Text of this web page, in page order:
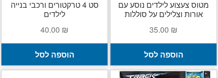
סל קניות
תשלום
מטוס צעצוע לילדים נוסע עם
אורות וצלילים על סוללות
35.00 ₪
הוספה לסל
סט 4 טרקטורים ורכבי בנייה
לילדים
40.00 ₪
הוספה לסל